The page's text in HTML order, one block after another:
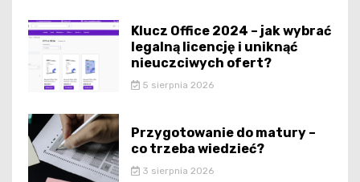
Klucz Office 2024 – jak wybrać
legalną licencję i uniknąć
nieuczciwych ofert?
5 sierpnia 2026
Przygotowanie do matury –
co trzeba wiedzieć?
3 sierpnia 2026